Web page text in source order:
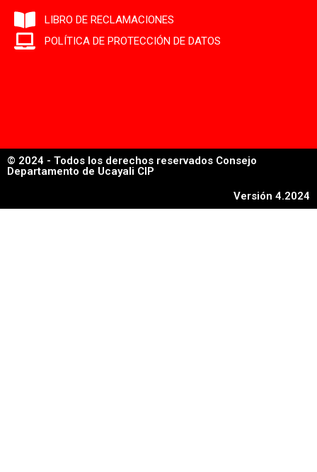
LIBRO DE RECLAMACIONES
POLÍTICA DE PROTECCIÓN DE DATOS
© 2024 - Todos los derechos reservados Consejo
Departamento de Ucayali CIP
Versión 4.2024